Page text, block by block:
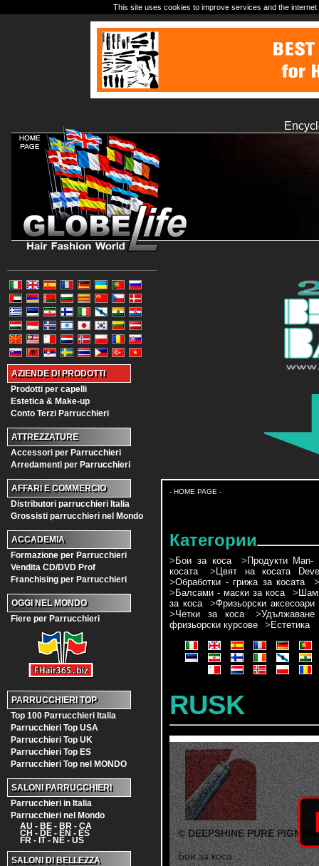
AZIENDE DI PRODOTTI
Prodotti per capelli
Estetica & Make-up
Conto Terzi Parrucchieri
ATTREZZATURE
Accessori per Parrucchieri
Arredamenti per Parrucchieri
AFFARI E COMMERCIO
Distributori parrucchieri Italia
Grossisti parrucchieri nel Mondo
ACCADEMIA
Formazione per Parrucchieri
Vendita CD/DVD Prof
Franchising per Parrucchieri
OGGI NEL MONDO
Fiere per Parrucchieri
PARRUCCHIERI TOP
Top 100 Parrucchieri Italia
Parrucchieri Top USA
Parrucchieri Top UK
Parrucchieri Top ES
Parrucchieri Top nel MONDO
SALONI PARRUCCHIERI
Parrucchieri in Italia
Parrucchieri nel Mondo
AU - BE - BR - CA
CH - DE - EN - ES
FR - IT - NE - US
SALONI DI BELLEZZA
- HOME PAGE -
Категории
> Бои за коса > Продукти Man-
косата
> Цвят на косата
>Обработки - грижа за косата
> Балсами - маски за коса >
за коса
>Фризьорски аксесоари
>Четки за коса >
фризьорски курсове
> Естетика
RUSK
© DEEPSHINE PURE
Бои за коса ...
This site uses cookies to improve services and the